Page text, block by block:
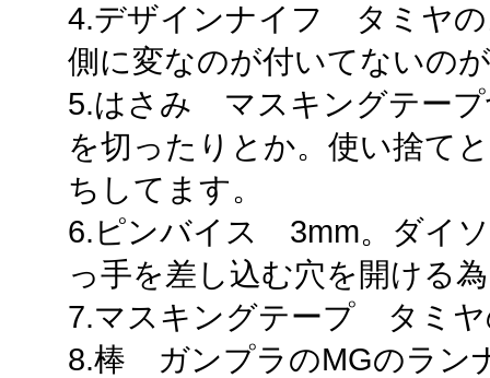
4.デザインナイフ タミヤの
側に変なのが付いてないの
5.はさみ マスキングテープ
を切ったりとか。使い捨て
ちしてます。
6.ピンバイス 3mm。ダイ
っ手を差し込む穴を開ける
7.マスキングテープ タミヤ
8.棒 ガンプラのMGのラン